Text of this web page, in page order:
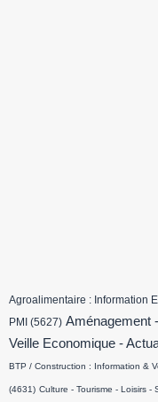
Agroalimentaire : Information
PMI (5627) Aménagement
Veille Economique -
BTP / Construction : Information &
(4631) Culture - Tourisme - Loisirs